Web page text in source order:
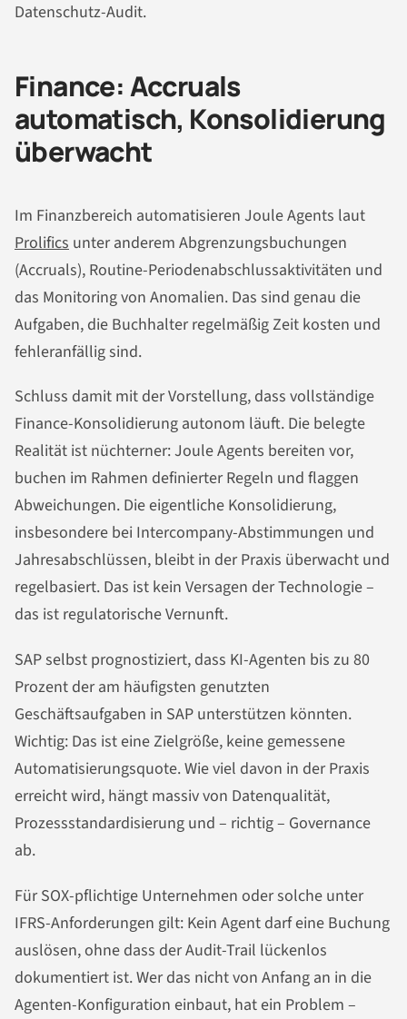
Datenschutz-Audit.
Finance: Accruals
automatisch, Konsolidierung
überwacht
Im Finanzbereich automatisieren Joule Agents laut
Prolifics unter anderem Abgrenzungsbuchungen
(Accruals), Routine-Periodenabschlussaktivitäten und
das Monitoring von Anomalien. Das sind genau die
Aufgaben, die Buchhalter regelmäßig Zeit kosten und
fehleranfällig sind.
Schluss damit mit der Vorstellung, dass vollständige
Finance-Konsolidierung autonom läuft. Die belegte
Realität ist nüchterner: Joule Agents bereiten vor,
buchen im Rahmen definierter Regeln und flaggen
Abweichungen. Die eigentliche Konsolidierung,
insbesondere bei Intercompany-Abstimmungen und
Jahresabschlüssen, bleibt in der Praxis überwacht und
regelbasiert. Das ist kein Versagen der Technologie –
das ist regulatorische Vernunft.
SAP selbst prognostiziert, dass KI-Agenten bis zu 80
Prozent der am häufigsten genutzten
Geschäftsaufgaben in SAP unterstützen könnten.
Wichtig: Das ist eine Zielgröße, keine gemessene
Automatisierungsquote. Wie viel davon in der Praxis
erreicht wird, hängt massiv von Datenqualität,
Prozessstandardisierung und – richtig – Governance
ab.
Für SOX-pflichtige Unternehmen oder solche unter
IFRS-Anforderungen gilt: Kein Agent darf eine Buchung
auslösen, ohne dass der Audit-Trail lückenlos
dokumentiert ist. Wer das nicht von Anfang an in die
Agenten-Konfiguration einbaut, hat ein Problem –